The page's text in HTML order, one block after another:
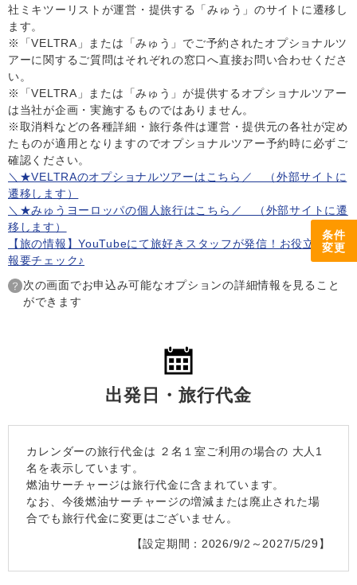
条件
変更
社ミキツーリストが運営・提供する「みゅう」のサイトに遷移し
ます。
※「VELTRA」または「みゅう」でご予約されたオプショナルツ
アーに関するご質問はそれぞれの窓口へ直接お問い合わせくださ
い。
※「VELTRA」または「みゅう」が提供するオプショナルツアー
は当社が企画・実施するものではありません。
※取消料などの各種詳細・旅行条件は運営・提供元の各社が定め
たものが適用となりますのでオプショナルツアー予約時に必ずご
確認ください。
＼★VELTRAのオプショナルツアーはこちら／ （外部サイトに
遷移します）
＼★みゅうヨーロッパの個人旅行はこちら／ （外部サイトに遷
移します）
【旅の情報】YouTubeにて旅好きスタッフが発信！お役立ち情
報要チェック♪
次の画面でお申込み可能なオプションの詳細情報を見ること
ができます
出発日・旅行代金
カレンダーの旅行代金は ２名１室 ご利用の場合の 大人1
名を表示しています。
燃油サーチャージは旅行代金に含まれています。
なお、今後燃油サーチャージの増減または廃止された場
合でも旅行代金に変更はございません。
【設定期間：2026/9/2～2027/5/29】